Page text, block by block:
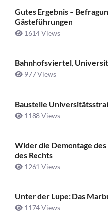
Gutes Ergebnis –
Gästeführungen
1614 Views
Bahnhofsviertel,
977 Views
Baustelle
1188 Views
Wider die Demontage
des Rechts
1261 Views
Unter der Lupe: Das
1174 Views